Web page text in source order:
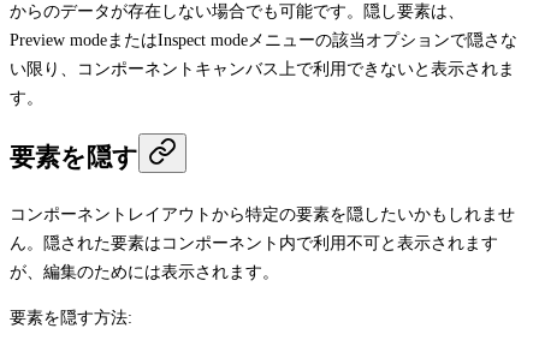
からのデータが存在しない場合でも可能です。隠し要素は、
Preview mode またはInspect mode メニューの該当オプションで隠さな
い限り、コンポーネントキャンバス上で利用できないと表示されま
す。
要素を隠す
コンポーネントレイアウトから特定の要素を隠したいかもしれませ
ん。隠された要素はコンポーネント内で利用不可と表示されます
が、編集のためには表示されます。
要素を隠す方法: